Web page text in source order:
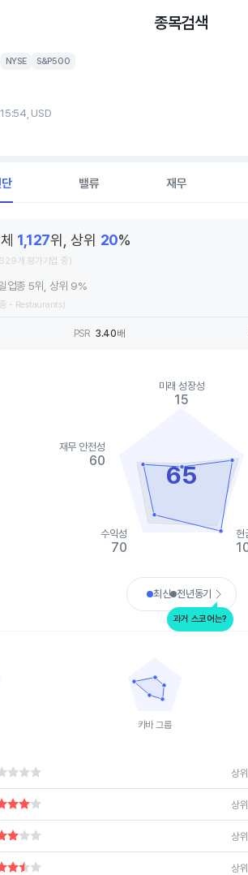
종목검색
NYSE S&P500
USD
밸류 재무
1,127위, 상위 20%
개 평가기업 중)
업종 5위, 상위 9%
- Restaurants)
PSR 3.40배
65
미래 성장성
15
현
수익성
70
재무 안전성
60
최신 전년동기
과거 스코어는?
1 X axis displaying categories.
1 Y axis displaying values. Data ranges from
The chart has 1 X axis
The chart has 1 Y axis
카바 그룹
상
상
상
상